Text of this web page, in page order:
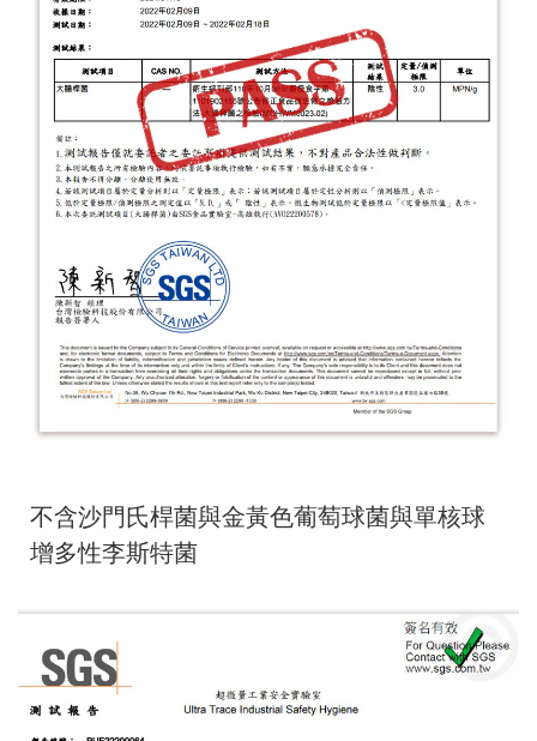
不含沙門氏桿菌與金黃色葡萄球菌與單核球
增多性李斯特菌